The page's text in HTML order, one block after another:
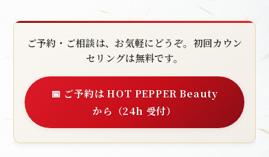
ご予約・ご相談は、お気軽にどうぞ。初回カウン
セリングは無料です。
📅 ご予約は HOT PEPPER Beauty
から（24h 受付）